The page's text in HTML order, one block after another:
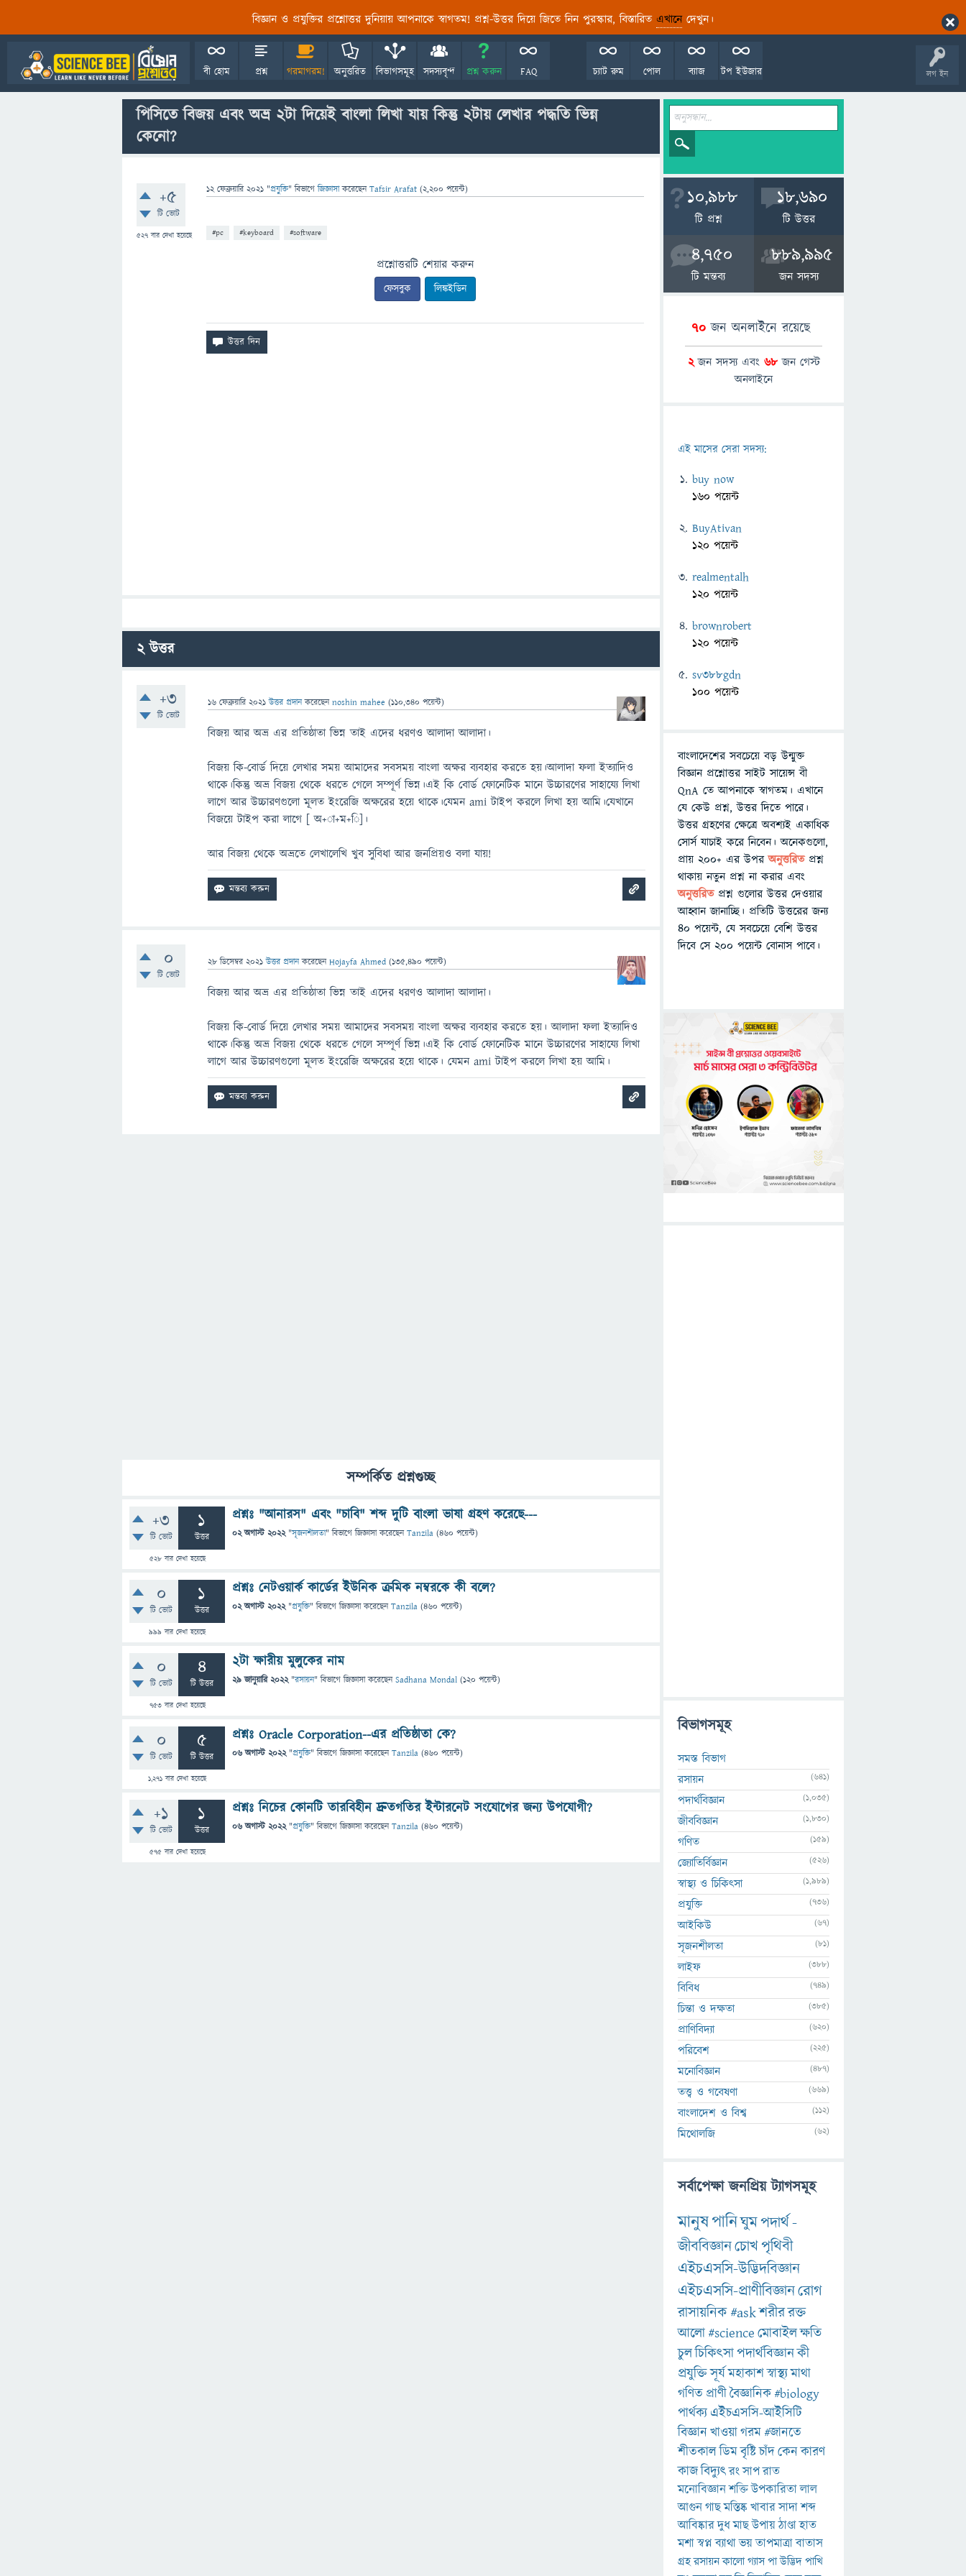
বিজ্ঞান ও প্রযুক্তির প্রশ্নোত্তর দুনিয়ায় আপনাকে স্বাগতম! প্রশ্ন-উত্তর দিয়ে জিতে নিন পুরস্কার, বিস্তারিত এখানেদেখুন।
লগ ইন
বী হোম প্রশ্ন গরমাগরম! অনুত্তরিত বিভাগসমূহ সদস্যবৃন্দ প্রশ্ন করুন FAQ টপ ইউজার
ব্যাজ
পোল
চ্যাট রুম
পিসিতে বিজয় এবং অভ্র ২টা দিয়েই বাংলা লিখা যায় কিন্তু ২টায় লেখার পদ্ধতি ভিন্ন
কেনো?
+5
টি ভোট
527 বার দেখা হয়েছে
12 ফেব্রুয়ারি 2021 "প্রযুক্তি" বিভাগে জিজ্ঞাসাকরেছেনTafsir Arafat (2,200 পয়েন্ট)
#pc #keyboard #software
প্রশ্নোত্তরটি শেয়ার করুন
ফেসবুক লিঙ্কইডিন
2উত্তর
+3
টি ভোট
16 ফেব্রুয়ারি 2021 উত্তর প্রদান করেছেনnoshin mahee (110,340 পয়েন্ট)
বিজয় আর অভ্র এর প্রতিষ্ঠাতা ভিন্ন তাই এদের ধরণও আলাদা আলাদা।
বিজয় কি-বোর্ড দিয়ে লেখার সময় আমাদের সবসময় বাংলা অক্ষর ব্যবহার করতে হয়।আলাদা ফলা ইত্যাদিও
থাকে।কিন্তু অভ্র বিজয় থেকে ধরতে গেলে সম্পূর্ণ ভিন্ন।এই কি বোর্ড ফোনেটিক মানে উচ্চারণের সাহায্যে লিখা
লাগে আর উচ্চারণগুলো মূলত ইংরেজি অক্ষরের হয়ে থাকে।যেমন ami টাইপ করলে লিখা হয় আমি।যেখানে
বিজয়ে টাইপ করা লাগে [ অ+া+ম+ি]।
আর বিজয় থেকে অভ্রতে লেখালেখি খুব সুবিধা আর জনপ্রিয়ও বলা যায়!
0
টি ভোট
28 ডিসেম্বর 2021 উত্তর প্রদান করেছেনHojayfa Ahmed (135,490 পয়েন্ট)
বিজয় আর অভ্র এর প্রতিষ্ঠাতা ভিন্ন তাই এদের ধরণও আলাদা আলাদা।
বিজয় কি-বোর্ড দিয়ে লেখার সময় আমাদের সবসময় বাংলা অক্ষর ব্যবহার করতে হয়। আলাদা ফলা ইত্যাদিও
থাকে।কিন্তু অভ্র বিজয় থেকে ধরতে গেলে সম্পূর্ণ ভিন্ন।এই কি বোর্ড ফোনেটিক মানে উচ্চারণের সাহায্যে লিখা
লাগে আর উচ্চারণগুলো মূলত ইংরেজি অক্ষরের হয়ে থাকে। যেমন ami টাইপ করলে লিখা হয় আমি।
সম্পর্কিত প্রশ্নগুচ্ছ
+3
টি ভোট
1
উত্তর
528বার দেখা হয়েছে
প্রশ্নঃ "আনারস" এবং "চাবি" শব্দ দুটি বাংলা ভাষা গ্রহণ করেছে---
02 অগাস্ট 2022 "সৃজনশীলতা" বিভাগে জিজ্ঞাসাকরেছেনTanzila (460 পয়েন্ট)
0
টি ভোট
1
উত্তর
999 বার দেখা হয়েছে
প্রশ্নঃ নেটওয়ার্ক কার্ডের ইউনিক ক্রমিক নম্বরকে কী বলে?
02 অগাস্ট 2022 "প্রযুক্তি" বিভাগে জিজ্ঞাসাকরেছেনTanzila (460 পয়েন্ট)
0
টি ভোট
4
টি উত্তর
753বার দেখা হয়েছে
২টা ক্ষারীয় মুলুকের নাম
29 জানুয়ারি 2022 "রসায়ন" বিভাগে জিজ্ঞাসাকরেছেনSadhana Mondal (120 পয়েন্ট)
0
টি ভোট
5
টি উত্তর
1,271 বার দেখা হয়েছে
প্রশ্নঃ Oracle Corporation--এর প্রতিষ্ঠাতা কে?
06 অগাস্ট 2022 "প্রযুক্তি" বিভাগে জিজ্ঞাসাকরেছেনTanzila (460 পয়েন্ট)
+1
টি ভোট
1
উত্তর
575বার দেখা হয়েছে
প্রশ্নঃ নিচের কোনটি তারবিহীন দ্রুতগতির ইন্টারনেট সংযোগের জন্য উপযোগী?
06 অগাস্ট 2022 "প্রযুক্তি" বিভাগে জিজ্ঞাসাকরেছেনTanzila (460 পয়েন্ট)
10,988
টি প্রশ্ন
18,690
টি উত্তর
4,750
টি মন্তব্য
889,995
জন সদস্য
70জন অনলাইনে রয়েছে
2জন সদস্য এবং 68জন গেস্ট
অনলাইনে
এই মাসের সেরা সদস্য:
buy now
160 পয়েন্ট
BuyAtivan
120 পয়েন্ট
realmentalh
120 পয়েন্ট
brownrobert
120 পয়েন্ট
sv388gdn
100 পয়েন্ট
বাংলাদেশের সবচেয়ে বড় উন্মুক্ত
বিজ্ঞান প্রশ্নোত্তর সাইট সায়েন্স বী
QnA তে আপনাকে স্বাগতম। এখানে
যে কেউ প্রশ্ন, উত্তর দিতে পারে।
উত্তর গ্রহণের ক্ষেত্রে অবশ্যই একাধিক
সোর্স যাচাই করে নিবেন। অনেকগুলো,
প্রায় ২০০+ এর উপরঅনুত্তরিতপ্রশ্ন
থাকায় নতুন প্রশ্ন না করার এবং
অনুত্তরিত প্রশ্ন গুলোর উত্তর দেওয়ার
আহ্বান জানাচ্ছি। প্রতিটি উত্তরের জন্য
৪০ পয়েন্ট, যে সবচেয়ে বেশি উত্তর
দিবে সে ২০০ পয়েন্ট বোনাস পাবে।
বিভাগসমূহ
সমস্ত বিভাগ
রসায়ন
(641)
পদার্থবিজ্ঞান (1,035)
জীববিজ্ঞান (1,830)
গণিত (159)
জ্যোতির্বিজ্ঞান (526)
স্বাস্থ্য ও চিকিৎসা (1,989)
প্রযুক্তি (736)
আইকিউ (67)
সৃজনশীলতা (81)
লাইফ (388)
বিবিধ (749)
চিন্তা ও দক্ষতা (385)
প্রাণিবিদ্যা (620)
পরিবেশ (225)
মনোবিজ্ঞান (487)
তত্ত্ব ও গবেষণা (669)
বাংলাদেশ ও বিশ্ব (112)
মিথোলজি (62)
সর্বাপেক্ষা জনপ্রিয় ট্যাগসমূহ
মানুষপানিঘুমপদার্থ-
জীববিজ্ঞানচোখপৃথিবী
এইচএসসি-উদ্ভিদবিজ্ঞান
এইচএসসি-প্রাণীবিজ্ঞানরোগ
রাসায়নিক#askশরীররক্ত
আলো#scienceমোবাইলক্ষতি
চুলচিকিৎসাপদার্থবিজ্ঞানকী
প্রযুক্তিসূর্যমহাকাশস্বাস্থ্যমাথা
গণিত প্রাণীবৈজ্ঞানিক#biology
পার্থক্য এইচএসসি-আইসিটি
বিজ্ঞানখাওয়াগরম#জানতে
শীতকালডিমবৃষ্টিচাঁদকেনকারণ
কাজবিদ্যুৎরংসাপরাত
মনোবিজ্ঞানশক্তিউপকারিতালাল
আগুনগাছমস্তিষ্কখাবারসাদাশব্দ
আবিষ্কারদুধমাছউপায়ঠাণ্ডাহাত
মশাস্বপ্নব্যাথাভয়তাপমাত্রাবাতাস
গ্রহরসায়নকালোগ্যাসপাউদ্ভিদপাখি